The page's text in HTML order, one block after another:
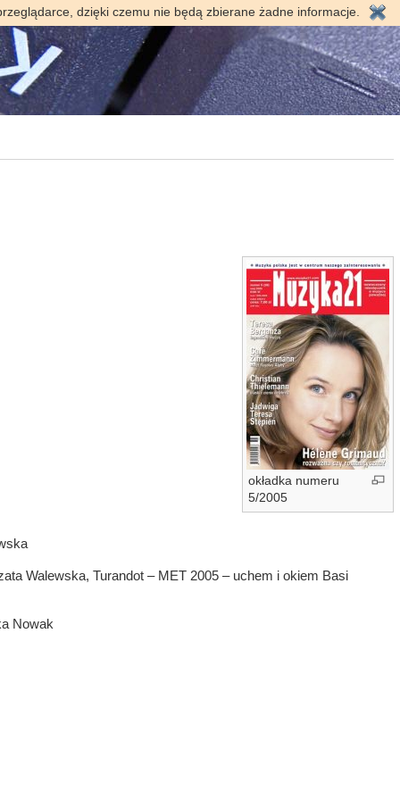
dzięki czemu nie będą zbierane żadne informacje.
okładka numeru
5/2005
Walewska, Turandot – MET 2005 – uchem i okiem Basi
Nowak